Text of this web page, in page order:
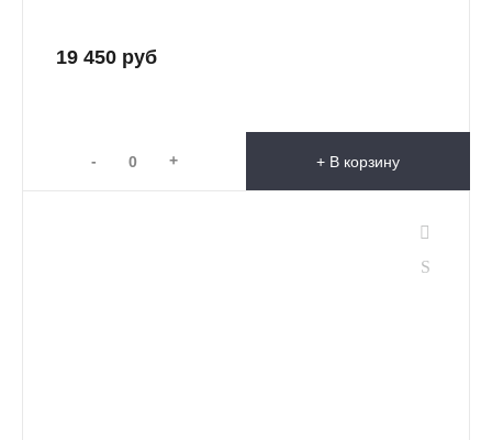
19 450 руб
- + + В корзину